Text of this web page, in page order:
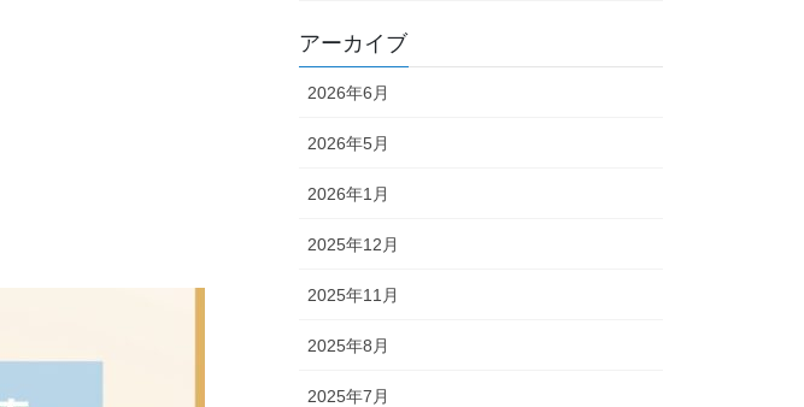
アーカイブ
2026年6月
2026年5月
2026年1月
2025年12月
2025年11月
2025年8月
2025年7月